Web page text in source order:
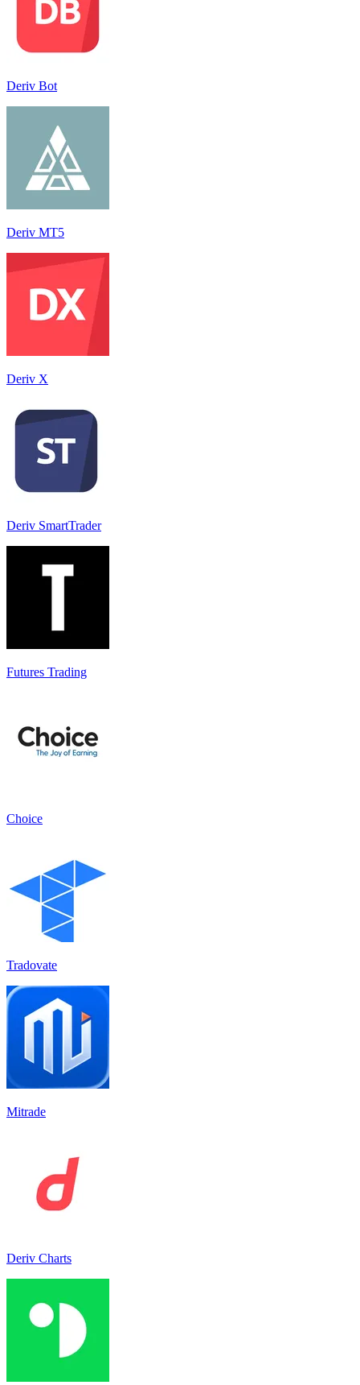
Deriv Bot
Deriv MT5
Deriv X
Deriv SmartTrader
Futures Trading
Choice
Tradovate
Mitrade
Deriv Charts